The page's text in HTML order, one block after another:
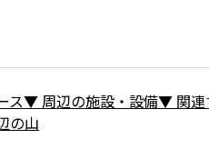
ス▼ 周辺の施設・設備▼ 関
の山